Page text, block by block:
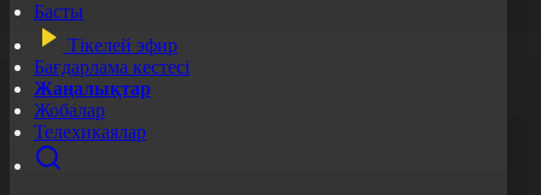
Басты
Тікелей эфир
Бағдарлама кестесі
Жаңалықтар
Жобалар
Телехикаялар